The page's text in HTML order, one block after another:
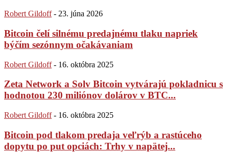
Robert Gildoff - 23. júna 2026
Bitcoin čelí silnému predajnému tlaku napriek
býčím sezónnym očakávaniam
Robert Gildoff - 16. októbra 2025
Zeta Network a Solv Bitcoin vytvárajú pokladnicu s
hodnotou 230 miliónov dolárov v BTC...
Robert Gildoff - 16. októbra 2025
Bitcoin pod tlakom predaja veľrýb a rastúceho
dopytu po put opciách: Trhy v napätej...